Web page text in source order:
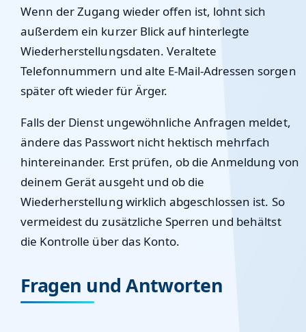
Wenn der Zugang wieder offen ist, lohnt sich
außerdem ein kurzer Blick auf hinterlegte
Wiederherstellungsdaten. Veraltete
Telefonnummern und alte E-Mail-Adressen sorgen
später oft wieder für Ärger.
Falls der Dienst ungewöhnliche Anfragen meldet,
ändere das Passwort nicht hektisch mehrfach
hintereinander. Erst prüfen, ob die Anmeldung von
deinem Gerät ausgeht und ob die
Wiederherstellung wirklich abgeschlossen ist. So
vermeidest du zusätzliche Sperren und behältst
die Kontrolle über das Konto.
Fragen und Antworten